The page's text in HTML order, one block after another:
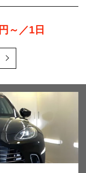
円～／1日